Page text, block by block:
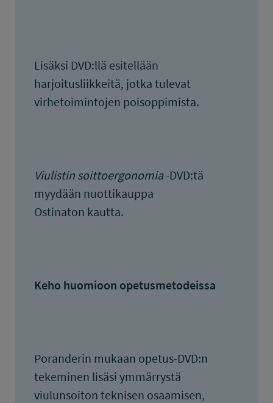
Lisäksi DVD:llä esitellään
harjoitusliikkeitä, jotka tulevat
virhetoimintojen poisoppimista.
Viulistin soittoergonomia-DVD:tä
myydään nuottikauppa
Ostinaton kautta.
Keho huomioon opetusmetodeissa
Poranderin mukaan opetus-DVD:n
tekeminen lisäsi ymmärrystä
viulunsoiton teknisen osaamisen,